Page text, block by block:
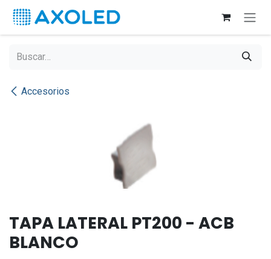
Ir al contenido
Accesorios
TAPA LATERAL PT200 - ACB
BLANCO